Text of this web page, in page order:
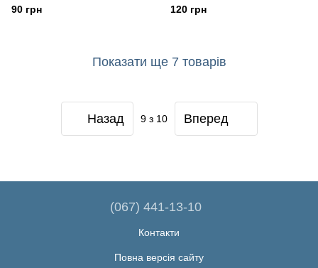
90 грн 120 грн
Показати ще 7 товарів
Назад 9з 10 Вперед
(067) 441-13-10
Контакти
Повна версія сайту